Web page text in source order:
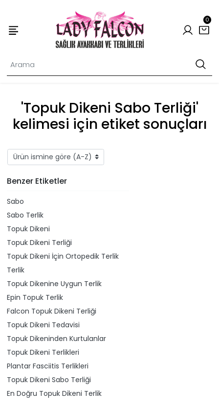
0
'Topuk Dikeni Sabo Terliği'
kelimesi için etiket sonuçları
Benzer Etiketler
Sabo
Sabo Terlik
Topuk Dikeni
Topuk Dikeni Terliği
Topuk Dikeni İçin Ortopedik Terlik
Terlik
Topuk Dikenine Uygun Terlik
Epin Topuk Terlik
Falcon Topuk Dikeni Terliği
Topuk Dikeni Tedavisi
Topuk Dikeninden Kurtulanlar
Topuk Dikeni Terlikleri
Plantar Fasciitis Terlikleri
Topuk Dikeni Sabo Terliği
En Doğru Topuk Dikeni Terlik